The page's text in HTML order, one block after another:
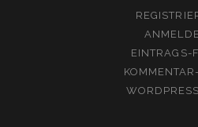
EINTRAGS-